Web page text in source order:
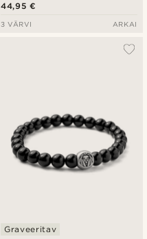
44,95 €
3 VÄRVI ARKAI
Graveeritav